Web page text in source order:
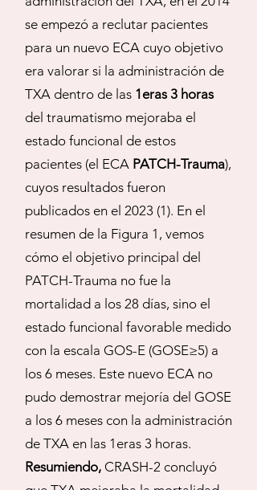
se empezó a reclutar pacientes
para un nuevo ECA cuyo objetivo
era valorar si la administración de
TXA dentro de las 1eras 3 horas
del traumatismo mejoraba el
estado funcional de estos
pacientes (el ECA PATCH-Trauma),
cuyos resultados fueron
publicados en el 2023 (1). En el
resumen de la Figura 1, vemos
cómo el objetivo principal del
PATCH-Trauma no fue la
mortalidad a los 28 días, sino el
estado funcional favorable medido
con la escala GOS-E (GOSE≥5) a
los 6 meses. Este nuevo ECA no
pudo demostrar mejoría del GOSE
a los 6 meses con la administración
de TXA en las 1eras 3 horas.
Resumiendo, CRASH-2 concluyó